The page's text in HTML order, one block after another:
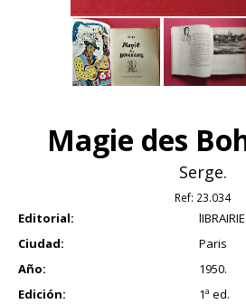
Magie des
Serge.
Ref: 23.034
Editorial:
Ciudad:
Paris
Año:
1950.
Edición:
1ª ed.